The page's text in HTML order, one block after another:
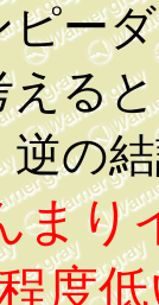
ー
る
の
まり
度